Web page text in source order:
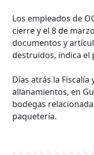
Los empleados de
cierre y el 8 de
documentos y
destruidos, indica el
Días atrás la
allanamientos, en
bodegas
paquetería.